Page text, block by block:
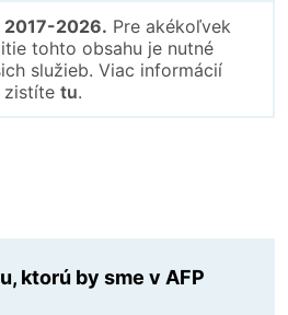
2017-2026. Pre akékoľvek
tohto obsahu je nutné
služieb. Viac informácií
zistíte tu.
ktorú by sme v AFP